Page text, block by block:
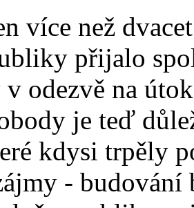
více než
přijalo
odezvě na
je teď
kdysi trpěly
- budování